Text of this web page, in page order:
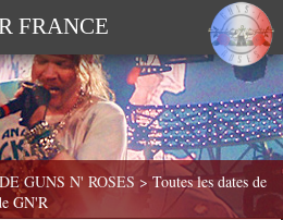
FRANCE
GUNS N' ROSES > Toutes les dates de
GN'R